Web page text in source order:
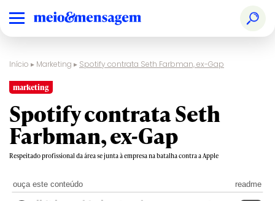
Início ▸ Marketing ▸ Spotify contrata Seth Farbman, ex-Gap
marketing
Spotify contrata Seth
Farbman, ex-Gap
Respeitado profissional da área se junta à empresa na batalha contra a Apple
ouça este conteúdo readme